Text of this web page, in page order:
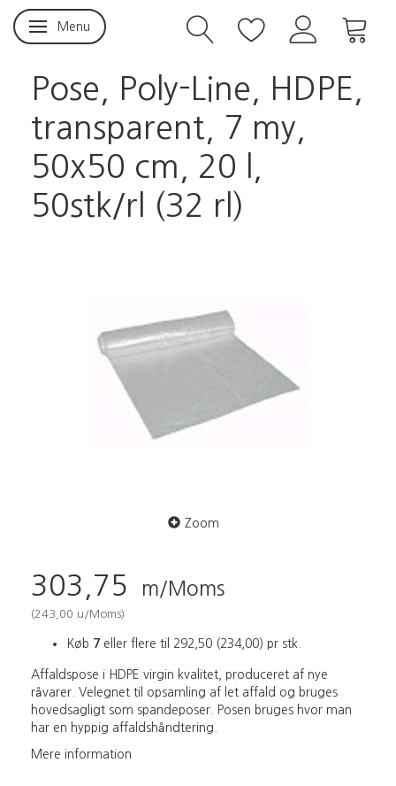
Skifte navigation
Menu
Pose, Poly-Line, HDPE,
transparent, 7 my,
50x50 cm, 20 l,
50stk/rl (32 rl)
Zoom
303,75 m/Moms
(243,00 u/Moms)
Køb 7 eller flere til 292,50 (234,00) pr stk.
Affaldspose i HDPE virgin kvalitet, produceret af nye
råvarer. Velegnet til opsamling af let affald og bruges
hovedsagligt som spandeposer. Posen bruges hvor man
har en hyppig affaldshåndtering.
Mere information